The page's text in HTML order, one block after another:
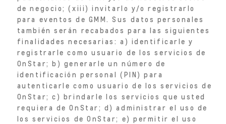
de negocio; (xiii) invitarlo y/o registrarlo
para eventos de GMM. Sus datos personales
también serán recabados para las siguientes
finalidades necesarias: a) identificarle y
registrarle como usuario de los servicios de
OnStar; b) generarle un número de
identificación personal (PIN) para
autenticarle como usuario de los servicios de
OnStar; c) brindarle los servicios que usted
requiera de OnStar; d) administrar el uso de
los servicios de OnStar; e) permitir el uso